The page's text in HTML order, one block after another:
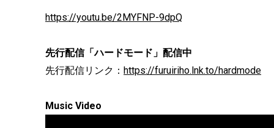
https://youtu.be/2MYFNP-9dpQ
先行配信「ハードモード」配信中
先行配信リンク： https://furuiriho.lnk.to/hardmode
Music Video